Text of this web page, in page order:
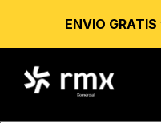
ENVIO